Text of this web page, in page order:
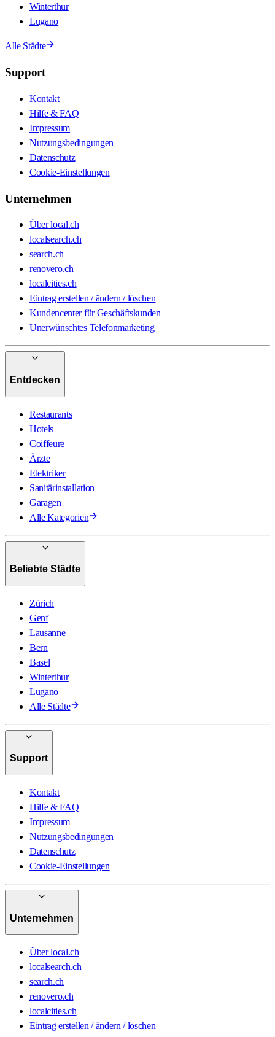
Winterthur
Lugano
Alle Städte
Support
Kontakt
Hilfe & FAQ
Impressum
Nutzungsbedingungen
Datenschutz
Cookie-Einstellungen
Unternehmen
Über local.ch
localsearch.ch
search.ch
renovero.ch
localcities.ch
Eintrag erstellen / ändern / löschen
Kundencenter für Geschäftskunden
Unerwünschtes Telefonmarketing
Entdecken
Restaurants
Hotels
Coiffeure
Ärzte
Elektriker
Sanitärinstallation
Garagen
Alle Kategorien
Beliebte Städte
Zürich
Genf
Lausanne
Bern
Basel
Winterthur
Lugano
Alle Städte
Support
Kontakt
Hilfe & FAQ
Impressum
Nutzungsbedingungen
Datenschutz
Cookie-Einstellungen
Unternehmen
Über local.ch
localsearch.ch
search.ch
renovero.ch
localcities.ch
Eintrag erstellen / ändern / löschen